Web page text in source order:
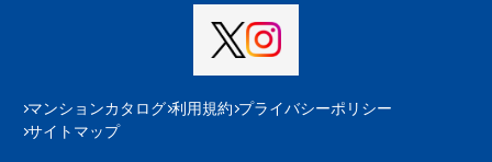
マンションカタログ 利用規約 プライバシーポリシー
サイトマップ